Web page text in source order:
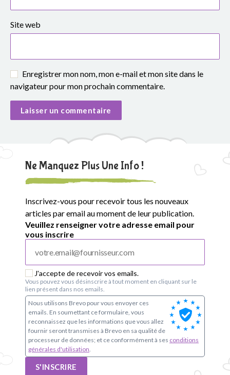
Site web
Enregistrer mon nom, mon e-mail et mon site dans le
navigateur pour mon prochain commentaire.
Ne Manquez Plus Une Info !
Inscrivez-vous pour recevoir tous les nouveaux
articles par email au moment de leur publication.
Veuillez renseigner votre adresse email pour
vous inscrire
J'accepte de recevoir vos emails.
Vous pouvez vous désinscrire à tout moment en cliquant sur le
lien présent dans nos emails.
Nous utilisons Brevo pour vous envoyer ces
emails. En soumettant ce formulaire, vous
reconnaissez que les informations que vous allez
fournir seront transmises à Brevo en sa qualité de
processeur de données; et ce conformément à ses conditions
générales d'utilisation.
S'INSCRIRE